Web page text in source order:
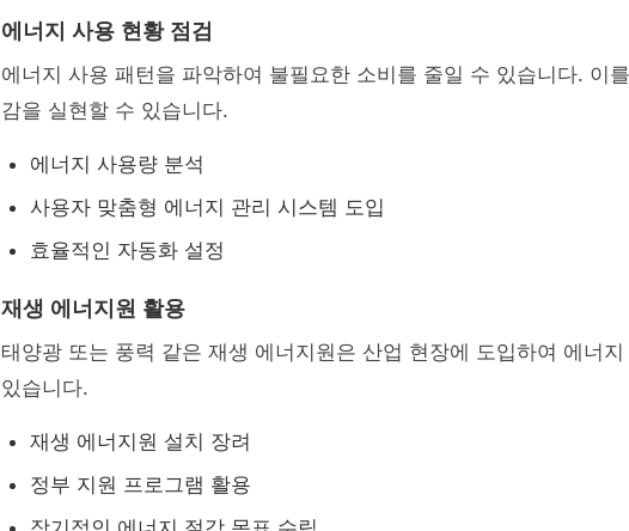
에너지 사용 현황 점검
에너지 사용 패턴을 파악하여 불필요한 소비를 줄일 수 있습니다. 이
감을 실현할 수 있습니다.
에너지 사용량 분석
사용자 맞춤형 에너지 관리 시스템 도입
효율적인 자동화 설정
재생 에너지원 활용
태양광 또는 풍력 같은 재생 에너지원은 산업 현장에 도입하여 에너
있습니다.
재생 에너지원 설치 장려
정부 지원 프로그램 활용